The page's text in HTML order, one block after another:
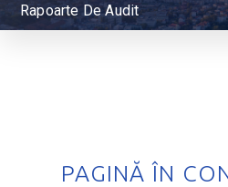
Rapoarte De Audit
PAGINĂ ÎN